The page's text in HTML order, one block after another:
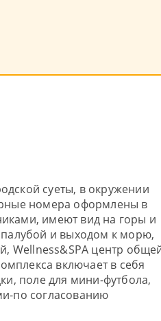
суеты, в окружении
номера оформлены в
имеют вид на горы и
палубой и выходом к морю,
Wellness&SPA центр
включает в себя
поле для мини-футбола,
по согласованию